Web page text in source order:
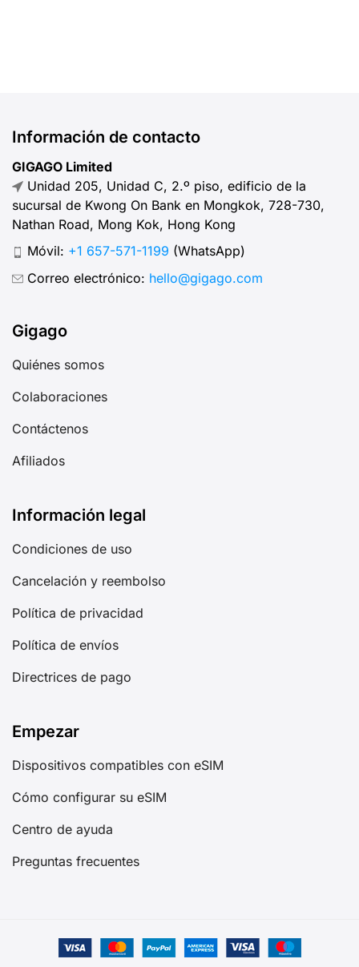
Información de contacto
GIGAGO Limited
Unidad 205, Unidad C, 2.º piso, edificio de la
sucursal de Kwong On Bank en Mongkok, 728-730,
Nathan Road, Mong Kok, Hong Kong
Móvil: +1 657-571-1199 (WhatsApp)
Correo electrónico: hello@gigago.com
Gigago
Quiénes somos
Colaboraciones
Contáctenos
Afiliados
Información legal
Condiciones de uso
Cancelación y reembolso
Política de privacidad
Política de envíos
Directrices de pago
Empezar
Dispositivos compatibles con eSIM
Cómo configurar su eSIM
Centro de ayuda
Preguntas frecuentes